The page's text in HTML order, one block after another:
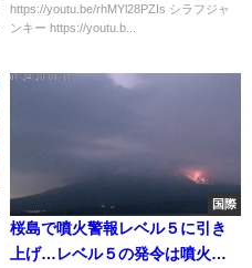
https://youtu.be/rhMYl28PZIs シラフジャ
ンキー https://youtu.b...
国際
桜島で噴火警報レベル５に引き
上げ…レベル５の発令は噴火警